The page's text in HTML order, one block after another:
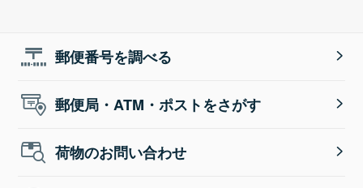
郵便番号を調べる
郵便局・ATM・ポストをさがす
荷物のお問い合わせ